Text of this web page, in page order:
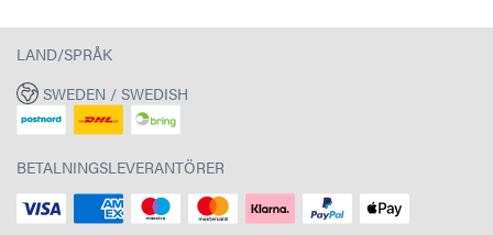
LAND/SPRÅK
SWEDEN / SWEDISH
BETALNINGSLEVERANTÖRER